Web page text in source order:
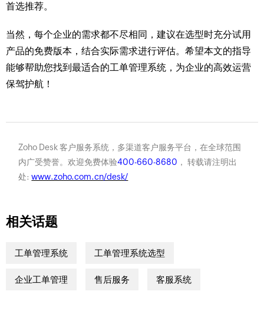
首选推荐。
当然，每个企业的需求都不尽相同，建议在选型时充分试用
产品的免费版本，结合实际需求进行评估。希望本文的指导
能够帮助您找到最适合的工单管理系统，为企业的高效运营
保驾护航！
Zoho Desk 客户服务系统，多渠道客户服务平台，在全球范围
内广受赞誉。欢迎免费体验400-660-8680 ， 转载请注明出
处:www.zoho.com.cn/desk/
相关话题
工单管理系统 工单管理系统选型
企业工单管理 售后服务 客服系统